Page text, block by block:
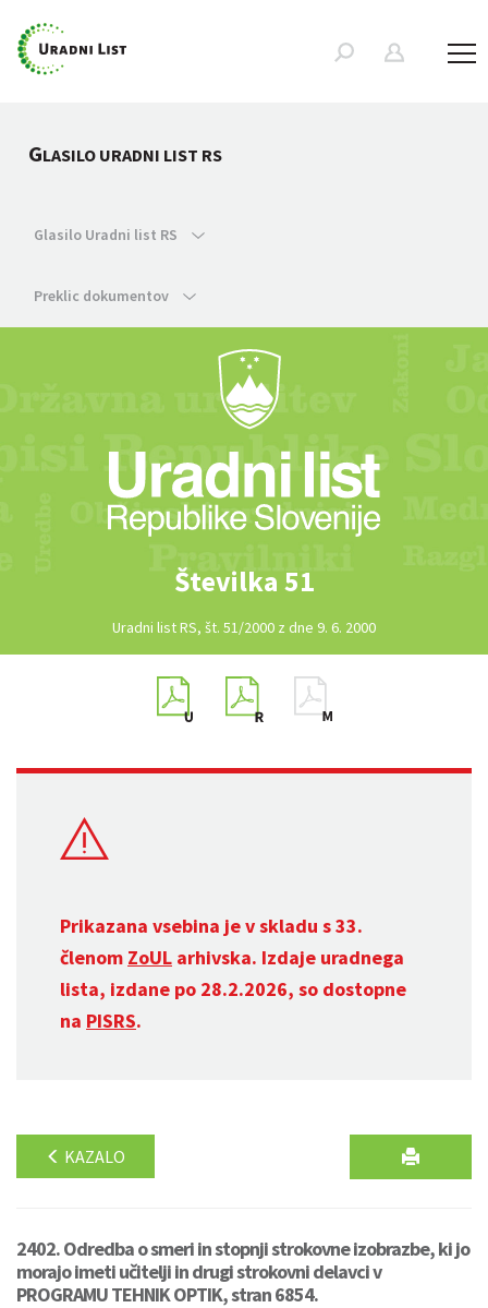
GLASILO URADNI LIST RS
Glasilo Uradni list RS
Preklic dokumentov
Številka 51
Uradni list RS, št. 51/2000 z dne 9. 6. 2000
Prikazana vsebina je v skladu s 33.
členom ZoUL arhivska. Izdaje uradnega
lista, izdane po 28.2.2026, so dostopne
na PISRS.
KAZALO
2402. Odredba o smeri in stopnji strokovne izobrazbe, ki jo
morajo imeti učitelji in drugi strokovni delavci v
PROGRAMU TEHNIK OPTIK, stran 6854.